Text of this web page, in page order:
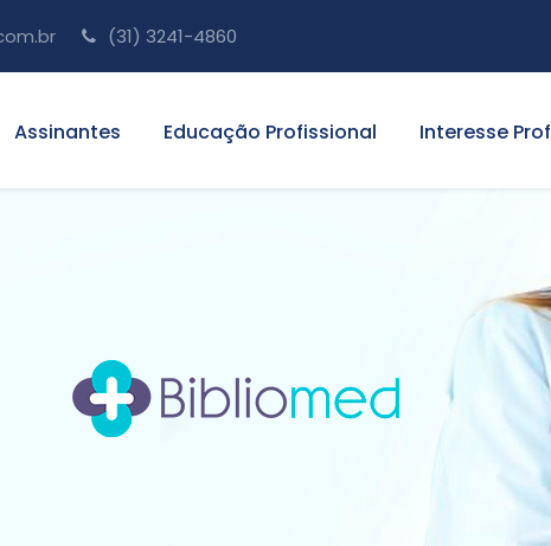
(31) 3241-4860
Assinantes Educação Profissional Interesse